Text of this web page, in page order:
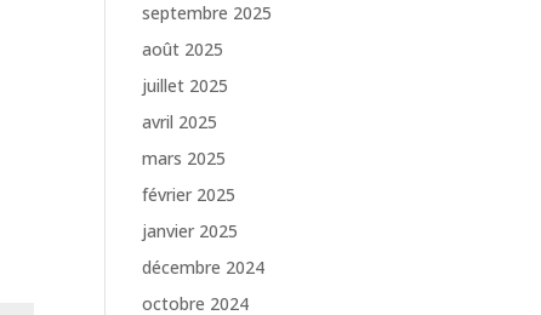
septembre 2025
août 2025
juillet 2025
avril 2025
mars 2025
février 2025
janvier 2025
décembre 2024
octobre 2024